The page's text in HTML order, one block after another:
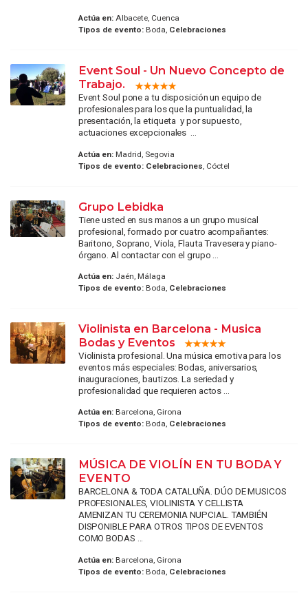
Actúa en:Albacete, Cuenca
Tipos de evento:Boda, Celebraciones
Event Soul - Un Nuevo Concepto de
Trabajo.
Event Soul pone a tu disposición un equipo de
profesionales para los que la puntualidad, la
presentación, la etiqueta y por supuesto,
actuaciones excepcionales ...
Actúa en:Madrid, Segovia
Tipos de evento: Celebraciones , Cóctel
Grupo Lebidka
Tiene usted en sus manos a un grupo musical
profesional, formado por cuatro acompañantes:
Baritono, Soprano, Viola, Flauta Travesera y piano-
órgano. Al contactar con el grupo ...
Actúa en:Jaén, Málaga
Tipos de evento:Boda, Celebraciones
Violinista en Barcelona - Musica
Bodas y Eventos
Violinista profesional. Una música emotiva para los
eventos más especiales: Bodas, aniversarios,
inauguraciones, bautizos. La seriedad y
profesionalidad que requieren actos ...
Actúa en:Barcelona, Girona
Tipos de evento:Boda, Celebraciones
MÚSICA DE VIOLÍN EN TU BODA Y
EVENTO
BARCELONA & TODA CATALUÑA. DÚO DE MUSICOS
PROFESIONALES, VIOLINISTA Y CELLISTA
AMENIZAN TU CEREMONIA NUPCIAL. TAMBIÉN
DISPONIBLE PARA OTROS TIPOS DE EVENTOS
COMO BODAS ...
Actúa en:Barcelona, Girona
Tipos de evento:Boda, Celebraciones